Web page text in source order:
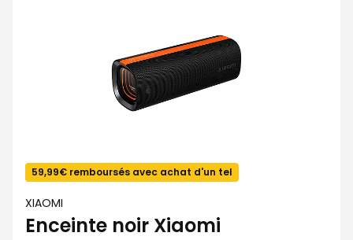
59,99€ remboursés avec achat d'un tel
XIAOMI
Enceinte noir Xiaomi